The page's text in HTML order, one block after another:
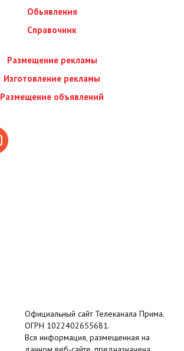
Обьявления
Справочник
Размещение рекламы
Изготовление рекламы
Размещение объявлений
Официальный сайт Телеканала Прима.
ОГРН 1022402655681.
Вся информация, размещенная на